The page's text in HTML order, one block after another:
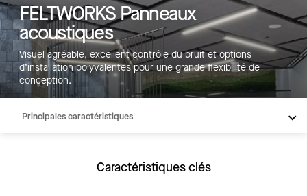
FELTWORKS Panneaux
acoustiques
Visuel agréable, excellent contrôle du bruit et options
d’installation polyvalentes pour une grande flexibilité de
conception.
Principales caractéristiques
Caractéristiques clés